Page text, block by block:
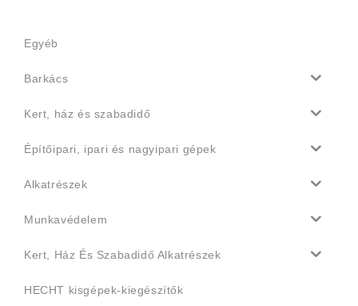
Egyéb
Barkács
Kert, ház és szabadidő
Építőipari, ipari és nagyipari gépek
Alkatrészek
Munkavédelem
Kert, Ház És Szabadidő Alkatrészek
HECHT kisgépek-kiegészítők